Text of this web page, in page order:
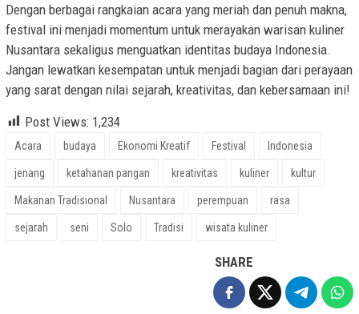
Dengan berbagai rangkaian acara yang meriah dan penuh makna,
festival ini menjadi momentum untuk merayakan warisan kuliner
Nusantara sekaligus menguatkan identitas budaya Indonesia.
Jangan lewatkan kesempatan untuk menjadi bagian dari perayaan
yang sarat dengan nilai sejarah, kreativitas, dan kebersamaan ini!
Post Views: 1,234
Acara budaya Ekonomi Kreatif Festival Indonesia
jenang ketahanan pangan kreativitas kuliner kultur
Makanan Tradisional Nusantara perempuan rasa
sejarah seni Solo Tradisi wisata kuliner
SHARE